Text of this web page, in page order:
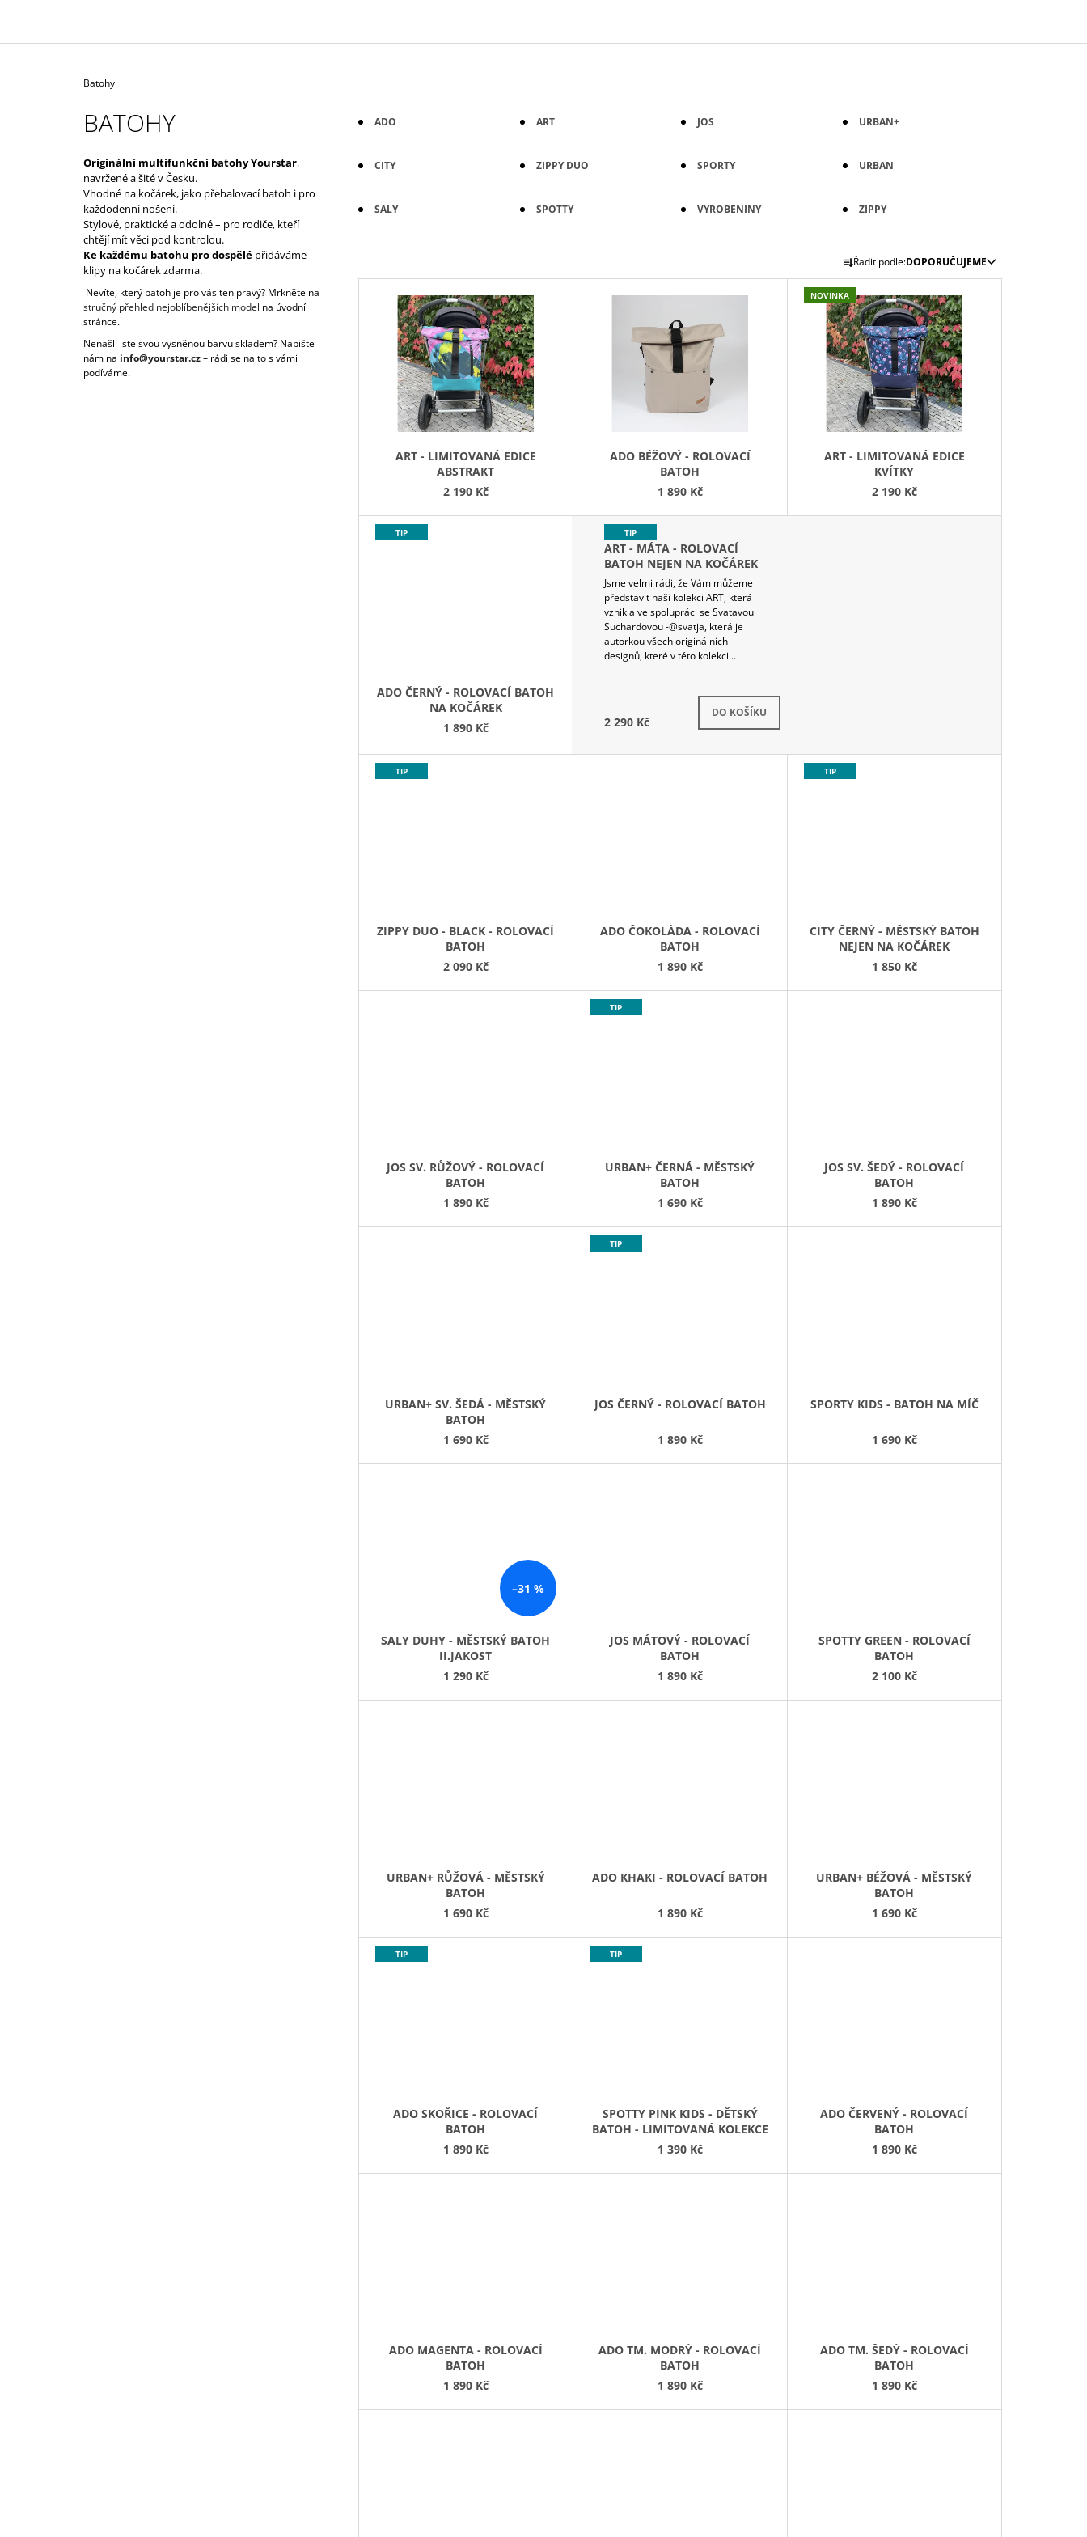
Domů
Batohy
BATOHY
Originální multifunkční batohy Yourstar,
navržené a šité v Česku.
Vhodné na kočárek, jako přebalovací batoh i pro
každodenní nošení.
Stylové, praktické a odolné – pro rodiče, kteří
chtějí mít věci pod kontrolou.
Ke každému batohu pro dospělé přidáváme
klipy na kočárek zdarma.
Nevíte, který batoh je pro vás ten pravý? Mrkněte na
stručný přehled nejoblíbenějších model na úvodní
stránce.
Nenašli jste svou vysněnou barvu skladem? Napište
nám na info@yourstar.cz– rádi se na to s vámi
podíváme.
ADO ART JOS URBAN+
CITY ZIPPY DUO SPORTY URBAN
SALY SPOTTY VYROBENINY ZIPPY
Ř
A
Z
E
N
Í
P
R
O
U
Řadit podle:DOPORUČUJEME
V
T
ART - LIMITOVANÁ EDICE
ABSTRAKT
2 190 Kč
ADO BÉŽOVÝ - ROLOVACÍ
BATOH
1 890 Kč
NOVINKA
ART - LIMITOVANÁ EDICE
KVÍTKY
2 190 Kč
TIP
ADO ČERNÝ - ROLOVACÍ BATOH
NA KOČÁREK
1 890 Kč
TIP
ART - MÁTA - ROLOVACÍ
BATOH NEJEN NA KOČÁREK
Jsme velmi rádi, že Vám můžeme
představit naši kolekci ART, která
vznikla ve spolupráci se Svatavou
Suchardovou -@svatja, která je
autorkou všech originálních
designů, které v této kolekci...
2 290 Kč
DO KOŠÍKU
Skladem
TIP
ZIPPY DUO - BLACK - ROLOVACÍ
BATOH
2 090 Kč
ADO ČOKOLÁDA - ROLOVACÍ
BATOH
1 890 Kč
TIP
CITY ČERNÝ - MĚSTSKÝ BATOH
NEJEN NA KOČÁREK
1 850 Kč
JOS SV. RŮŽOVÝ - ROLOVACÍ
BATOH
1 890 Kč
TIP
URBAN+ ČERNÁ - MĚSTSKÝ
BATOH
1 690 Kč
JOS SV. ŠEDÝ - ROLOVACÍ
BATOH
1 890 Kč
URBAN+ SV. ŠEDÁ - MĚSTSKÝ
BATOH
1 690 Kč
TIP
JOS ČERNÝ - ROLOVACÍ BATOH
1 890 Kč
SPORTY KIDS - BATOH NA MÍČ
1 690 Kč
–31 %
SALY DUHY - MĚSTSKÝ BATOH
II.JAKOST
1 290 Kč
JOS MÁTOVÝ - ROLOVACÍ
BATOH
1 890 Kč
SPOTTY GREEN - ROLOVACÍ
BATOH
2 100 Kč
URBAN+ RŮŽOVÁ - MĚSTSKÝ
BATOH
1 690 Kč
ADO KHAKI - ROLOVACÍ BATOH
1 890 Kč
URBAN+ BÉŽOVÁ - MĚSTSKÝ
BATOH
1 690 Kč
TIP
ADO SKOŘICE - ROLOVACÍ
BATOH
1 890 Kč
TIP
SPOTTY PINK KIDS - DĚTSKÝ
BATOH - LIMITOVANÁ KOLEKCE
1 390 Kč
ADO ČERVENÝ - ROLOVACÍ
BATOH
1 890 Kč
ADO MAGENTA - ROLOVACÍ
BATOH
1 890 Kč
ADO TM. MODRÝ - ROLOVACÍ
BATOH
1 890 Kč
ADO TM. ŠEDÝ - ROLOVACÍ
BATOH
1 890 Kč